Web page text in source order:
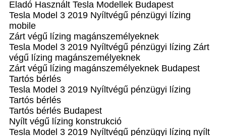
Eladó Használt Tesla Modellek Budapest
Tesla Model 3 2019 Nyíltvégű pénzügyi lízing
mobile
Zárt végű lízing magánszemélyeknek
Tesla Model 3 2019 Nyíltvégű pénzügyi lízing Zárt
végű lízing magánszemélyeknek
Zárt végű lízing magánszemélyeknek Budapest
Tartós bérlés
Tesla Model 3 2019 Nyíltvégű pénzügyi lízing
Tartós bérlés
Tartós bérlés Budapest
Nyílt végű lízing konstrukció
Tesla Model 3 2019 Nyíltvégű pénzügyi lízing nyílt